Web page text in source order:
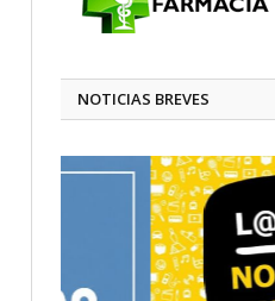
NOTICIAS BREVES